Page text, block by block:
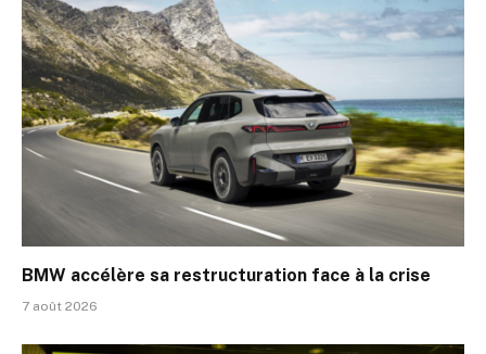
BMW accélère sa restructuration face à la crise
7 août 2026